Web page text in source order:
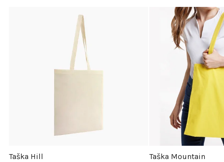
Taška Hill Taška Mountain